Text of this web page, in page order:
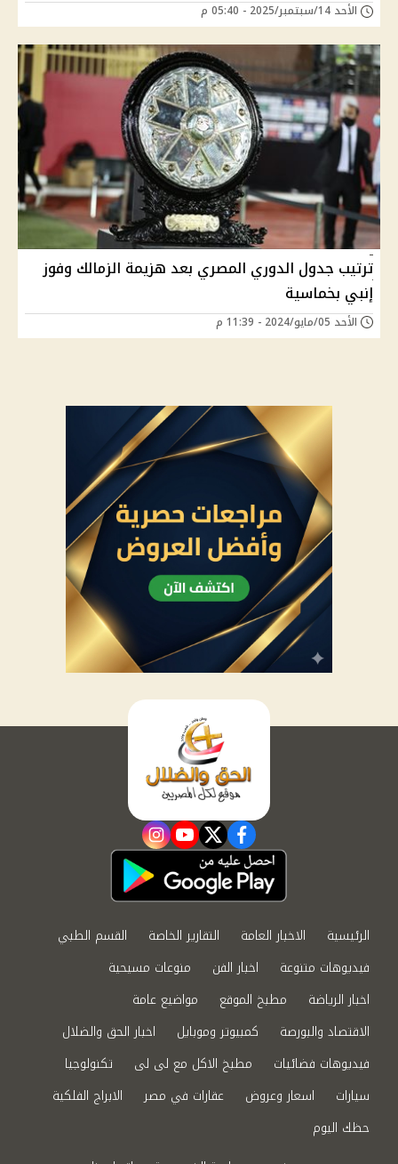
الأحد 14/سبتمبر/2025 - 05:40 م
ترتيب جدول الدوري المصري بعد هزيمة الزمالك وفوز
إنبي بخماسية
الأحد 05/مايو/2024 - 11:39 م
facebook
twitter
youtube
instagram
الرئيسية الاخبار العامة التقارير الخاصة
القسم الطبي
فيديوهات متنوعة
اخبار الفن
منوعات مسيحية
اخبار الرياضة
مطبخ الموقع
مواضيع عامة
الاقتصاد والبورصة
كمبيوتر وموبايل
اخبار الحق والضلال
فيديوهات فضائيات
مطبخ الاكل مع لى لى
تكنولوجيا
سيارات
اسعار وعروض عقارات في مصر
الابراج الفلكية
حظك اليوم